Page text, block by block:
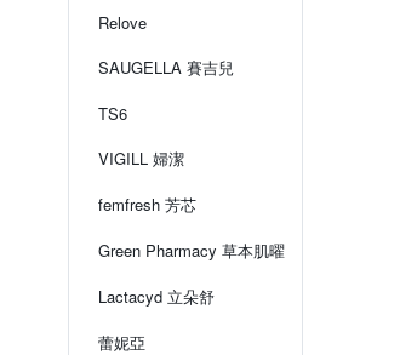
Relove
SAUGELLA 賽吉兒
TS6
VIGILL 婦潔
femfresh 芳芯
Green Pharmacy 草本肌曜
Lactacyd 立朵舒
蕾妮亞